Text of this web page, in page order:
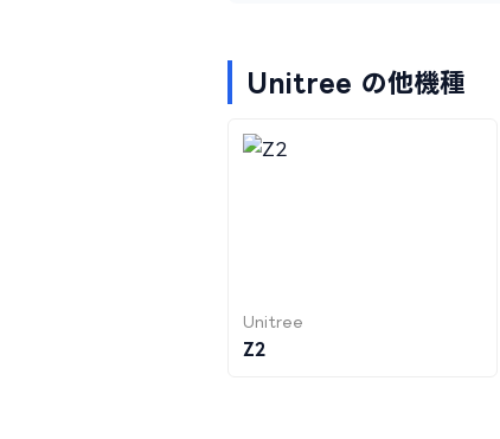
Unitree の他機種
Unitree
Z2